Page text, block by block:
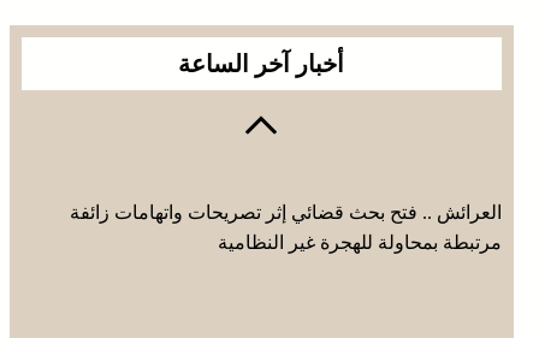
أخبار آخر الساعة
العرائش .. فتح بحث قضائي إثر تصريحات واتهامات زائفة
مرتبطة بمحاولة للهجرة غير النظامية